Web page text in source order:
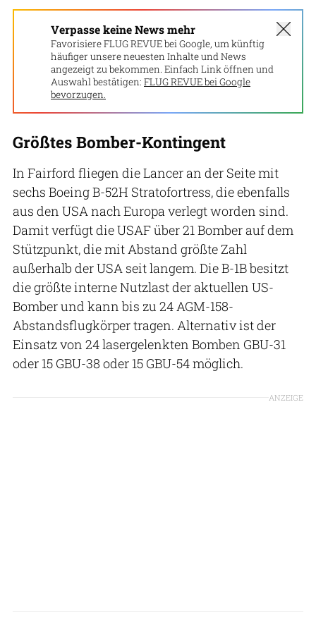
Verpasse keine News mehr
Favorisiere FLUG REVUE bei Google, um künftig
häufiger unsere neuesten Inhalte und News
angezeigt zu bekommen. Einfach Link öffnen und
Auswahl bestätigen: FLUG REVUE bei Google
bevorzugen.
Größtes Bomber-Kontingent
In Fairford fliegen die Lancer an der Seite mit
sechs Boeing B-52H Stratofortress, die ebenfalls
aus den USA nach Europa verlegt worden sind.
Damit verfügt die USAF über 21 Bomber auf dem
Stützpunkt, die mit Abstand größte Zahl
außerhalb der USA seit langem. Die B-1B besitzt
die größte interne Nutzlast der aktuellen US-
Bomber und kann bis zu 24 AGM-158-
Abstandsflugkörper tragen. Alternativ ist der
Einsatz von 24 lasergelenkten Bomben GBU-31
oder 15 GBU-38 oder 15 GBU-54 möglich.
ANZEIGE